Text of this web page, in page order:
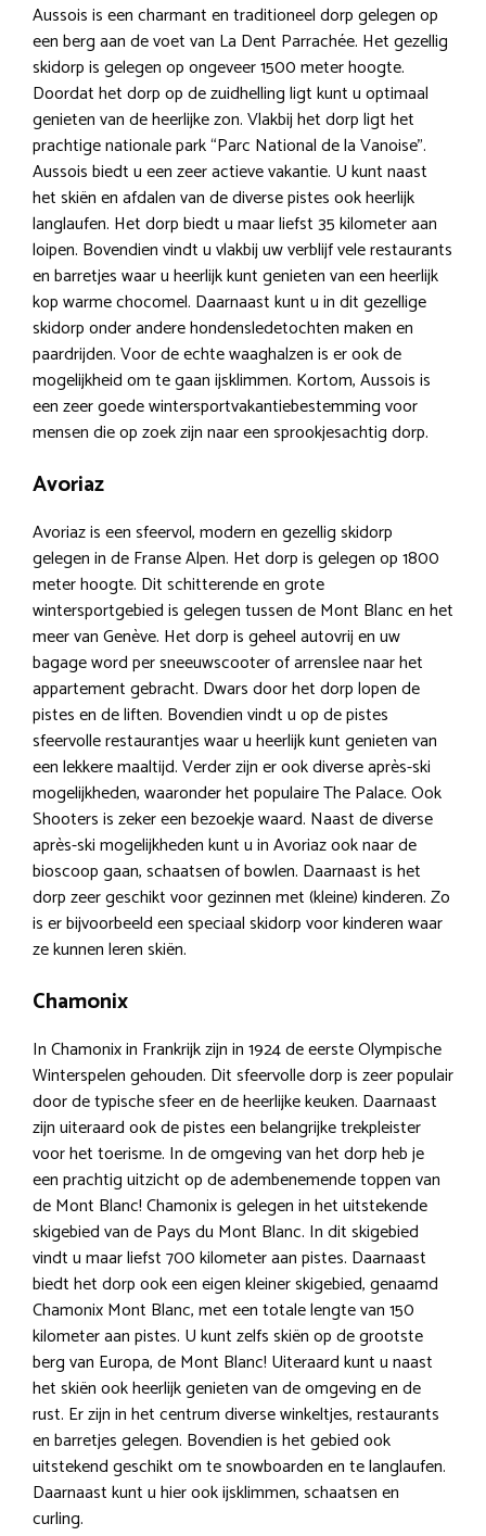
Aussois is een charmant en traditioneel dorp gelegen op
een berg aan de voet van La Dent Parrachée. Het gezellig
skidorp is gelegen op ongeveer 1500 meter hoogte.
Doordat het dorp op de zuidhelling ligt kunt u optimaal
genieten van de heerlijke zon. Vlakbij het dorp ligt het
prachtige nationale park “Parc National de la Vanoise”.
Aussois biedt u een zeer actieve vakantie. U kunt naast
het skiën en afdalen van de diverse pistes ook heerlijk
langlaufen. Het dorp biedt u maar liefst 35 kilometer aan
loipen. Bovendien vindt u vlakbij uw verblijf vele restaurants
en barretjes waar u heerlijk kunt genieten van een heerlijk
kop warme chocomel. Daarnaast kunt u in dit gezellige
skidorp onder andere hondensledetochten maken en
paardrijden. Voor de echte waaghalzen is er ook de
mogelijkheid om te gaan ijsklimmen. Kortom, Aussois is
een zeer goede wintersportvakantiebestemming voor
mensen die op zoek zijn naar een sprookjesachtig dorp.
Avoriaz
Avoriaz is een sfeervol, modern en gezellig skidorp
gelegen in de Franse Alpen. Het dorp is gelegen op 1800
meter hoogte. Dit schitterende en grote
wintersportgebied is gelegen tussen de Mont Blanc en het
meer van Genève. Het dorp is geheel autovrij en uw
bagage word per sneeuwscooter of arrenslee naar het
appartement gebracht. Dwars door het dorp lopen de
pistes en de liften. Bovendien vindt u op de pistes
sfeervolle restaurantjes waar u heerlijk kunt genieten van
een lekkere maaltijd. Verder zijn er ook diverse après-ski
mogelijkheden, waaronder het populaire The Palace. Ook
Shooters is zeker een bezoekje waard. Naast de diverse
après-ski mogelijkheden kunt u in Avoriaz ook naar de
bioscoop gaan, schaatsen of bowlen. Daarnaast is het
dorp zeer geschikt voor gezinnen met (kleine) kinderen. Zo
is er bijvoorbeeld een speciaal skidorp voor kinderen waar
ze kunnen leren skiën.
Chamonix
In Chamonix in Frankrijk zijn in 1924 de eerste Olympische
Winterspelen gehouden. Dit sfeervolle dorp is zeer populair
door de typische sfeer en de heerlijke keuken. Daarnaast
zijn uiteraard ook de pistes een belangrijke trekpleister
voor het toerisme. In de omgeving van het dorp heb je
een prachtig uitzicht op de adembenemende toppen van
de Mont Blanc! Chamonix is gelegen in het uitstekende
skigebied van de Pays du Mont Blanc. In dit skigebied
vindt u maar liefst 700 kilometer aan pistes. Daarnaast
biedt het dorp ook een eigen kleiner skigebied, genaamd
Chamonix Mont Blanc, met een totale lengte van 150
kilometer aan pistes. U kunt zelfs skiën op de grootste
berg van Europa, de Mont Blanc! Uiteraard kunt u naast
het skiën ook heerlijk genieten van de omgeving en de
rust. Er zijn in het centrum diverse winkeltjes, restaurants
en barretjes gelegen. Bovendien is het gebied ook
uitstekend geschikt om te snowboarden en te langlaufen.
Daarnaast kunt u hier ook ijsklimmen, schaatsen en
curling.